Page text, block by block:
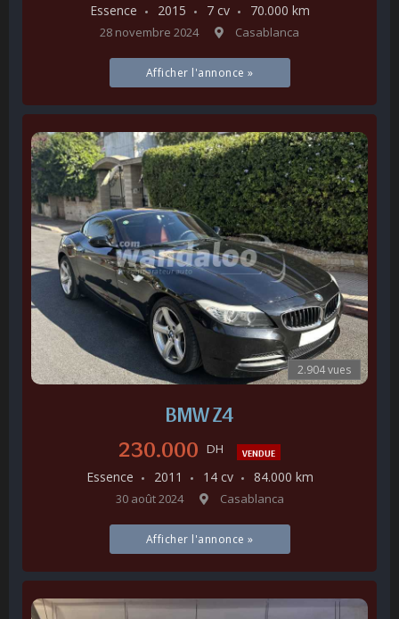
Essence 2015 7 cv 70.000 km
28 novembre 2024 Casablanca
Afficher l'annonce »
2.904 vues
BMW Z4
230.000 DH VENDUE
Essence 2011 14 cv 84.000 km
30 août 2024 Casablanca
Afficher l'annonce »